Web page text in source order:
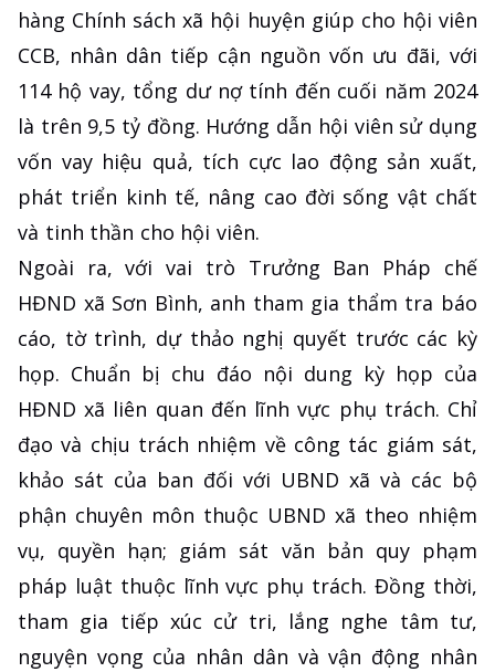
hàng Chính sách xã hội huyện giúp cho hội viên
CCB, nhân dân tiếp cận nguồn vốn ưu đãi, với
114 hộ vay, tổng dư nợ tính đến cuối năm 2024
là trên 9,5 tỷ đồng. Hướng dẫn hội viên sử dụng
vốn vay hiệu quả, tích cực lao động sản xuất,
phát triển kinh tế, nâng cao đời sống vật chất
và tinh thần cho hội viên.
Ngoài ra, với vai trò Trưởng Ban Pháp chế
HĐND xã Sơn Bình, anh tham gia thẩm tra báo
cáo, tờ trình, dự thảo nghị quyết trước các kỳ
họp. Chuẩn bị chu đáo nội dung kỳ họp của
HĐND xã liên quan đến lĩnh vực phụ trách. Chỉ
đạo và chịu trách nhiệm về công tác giám sát,
khảo sát của ban đối với UBND xã và các bộ
phận chuyên môn thuộc UBND xã theo nhiệm
vụ, quyền hạn; giám sát văn bản quy phạm
pháp luật thuộc lĩnh vực phụ trách. Đồng thời,
tham gia tiếp xúc cử tri, lắng nghe tâm tư,
nguyện vọng của nhân dân và vận động nhân